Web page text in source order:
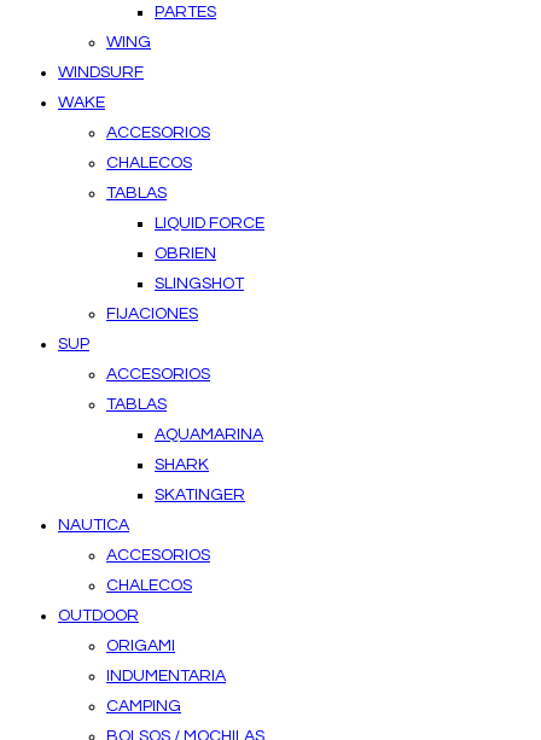
PARTES
WING
WINDSURF
WAKE
ACCESORIOS
CHALECOS
TABLAS
LIQUID FORCE
OBRIEN
SLINGSHOT
FIJACIONES
SUP
ACCESORIOS
TABLAS
AQUAMARINA
SHARK
SKATINGER
NAUTICA
ACCESORIOS
CHALECOS
OUTDOOR
ORIGAMI
INDUMENTARIA
CAMPING
BOLSOS / MOCHILAS